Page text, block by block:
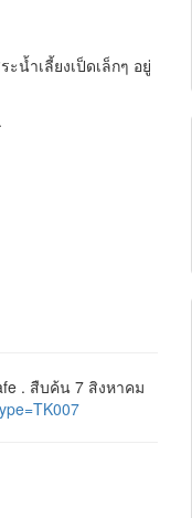
น้ำเลี้ยงเป็ดเล็กๆ อยู่
. สืบค้น 7 สิงหาคม